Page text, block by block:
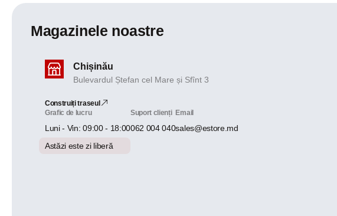
Magazinele noastre
Chișinău
Bulevardul Ștefan cel Mare și Sfînt 3
Construiți traseul
Grafic de lucru
Luni - Vin: 09:00 - 18:00
Astăzi este zi liberă
Suport clienți
062 004 040
Email
sales@estore.md